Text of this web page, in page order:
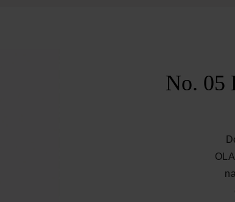
No. 05